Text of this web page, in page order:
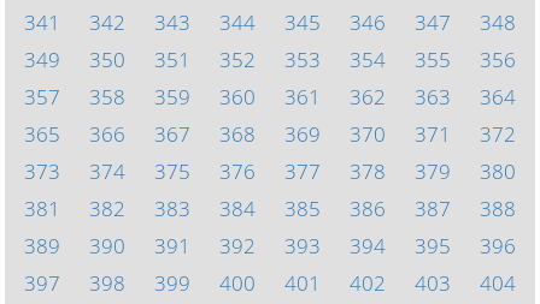
341
342 343 344 345 346 347
348
349
350 351 352 353 354 355
356
357
358 359 360 361 362 363
364
365
366 367 368 369 370 371
372
373
374 375 376 377 378 379
380
381
382 383 384 385 386 387
388
389
390 391 392 393 394 395
396
397
398 399 400 401 402 403 404